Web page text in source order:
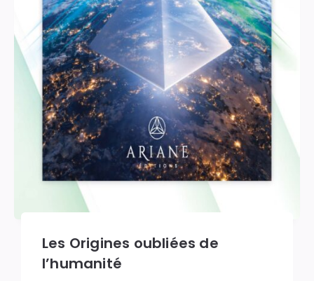
Les Origines oubliées de
l’humanité